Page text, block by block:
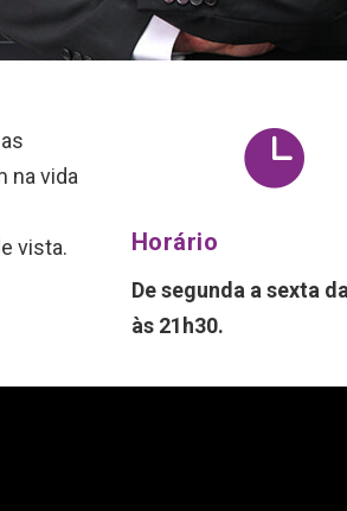
na vida
vista.

Horário
De segunda a sexta
às 21h30.